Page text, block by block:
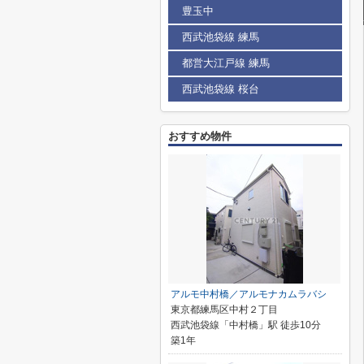
豊玉中
西武池袋線 練馬
都営大江戸線 練馬
西武池袋線 桜台
おすすめ物件
アルモ中村橋／アルモナカムラバシ
東京都練馬区中村２丁目
西武池袋線「中村橋」駅 徒歩10分
築1年